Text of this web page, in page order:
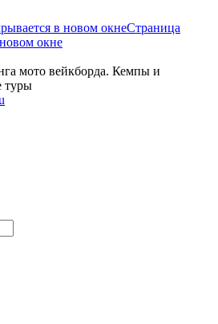
в новом окнеСтраница
окне
мото вейкборда. Кемпы и
туры